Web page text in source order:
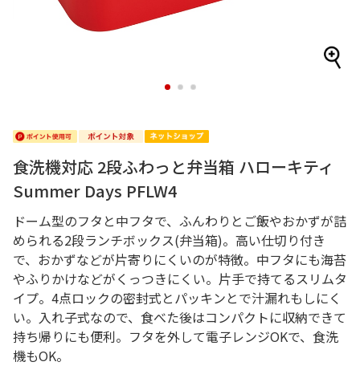
1 2 3
食洗機対応 2段ふわっと弁当箱 ハローキティ
Summer Days PFLW4
ドーム型のフタと中フタで、ふんわりとご飯やおかずが詰
められる2段ランチボックス(弁当箱)。高い仕切り付き
で、おかずなどが片寄りにくいのが特徴。中フタにも海苔
やふりかけなどがくっつきにくい。片手で持てるスリムタ
イプ。4点ロックの密封式とパッキンとで汁漏れもしにく
い。入れ子式なので、食べた後はコンパクトに収納できて
持ち帰りにも便利。フタを外して電子レンジOKで、食洗
機もOK。